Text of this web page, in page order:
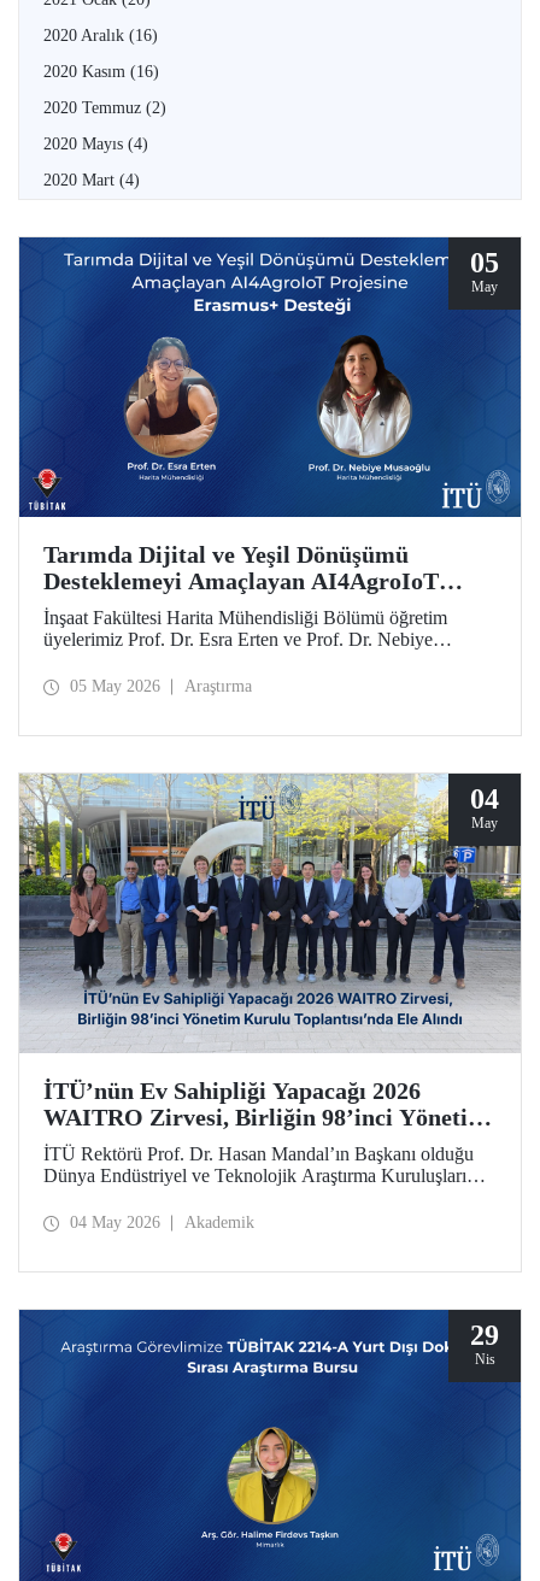
2020 Aralık (16)
2020 Kasım (16)
2020 Temmuz (2)
2020 Mayıs (4)
2020 Mart (4)
05
May
Tarımda Dijital ve Yeşil Dönüşümü
Desteklemeyi Amaçlayan AI4AgroIoT
Projesine Erasmus+ Desteği
İnşaat Fakültesi Harita Mühendisliği Bölümü öğretim
üyelerimiz Prof. Dr. Esra Erten ve Prof. Dr. Nebiye
Precision Agriculture) Projesi, Avrupa Birliği Erasmus+
05 May 2026 Araştırma
04
May
İTÜ’nün Ev Sahipliği Yapacağı 2026
WAITRO Zirvesi, Birliğin 98’inci Yönetim
Kurulu Toplantısı’nda Ele Alındı
İTÜ Rektörü Prof. Dr. Hasan Mandal’ın Başkanı olduğu
Dünya Endüstriyel ve Teknolojik Araştırma Kuruluşları
yapıldı. Köln’deki toplantının gündem başlıkları arasında
04 May 2026 Akademik
29
Nis